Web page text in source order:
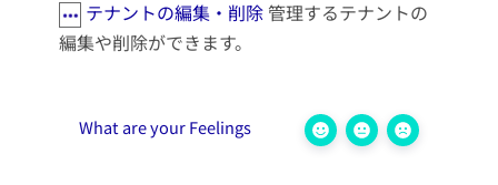
テナントの編集・削除管理するテナントの
編集や削除ができます。
What are your Feelings